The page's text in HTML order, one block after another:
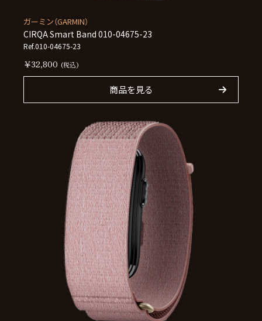
ガーミン（GARMIN）
CIRQA Smart Band 010-04675-23
Ref.010-04675-23
￥32,800 (税込)
商品を見る